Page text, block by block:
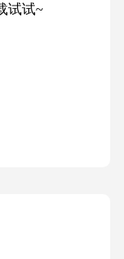
试试~